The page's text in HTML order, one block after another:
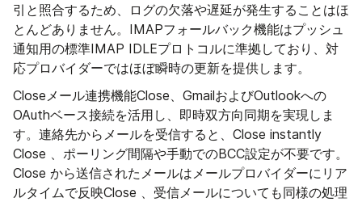
引と照合するため、ログの欠落や遅延が発生することはほ
とんどありません。IMAPフォールバック機能はプッシュ
通知用の標準IMAP IDLEプロトコルに準拠しており、対
応プロバイダーではほぼ瞬時の更新を提供します。
Closeメール連携機能Close、GmailおよびOutlookへの
OAuthベース接続を活用し、即時双方向同期を実現しま
す。連絡先からメールを受信すると、Close instantly
Close 、ポーリング間隔や手動でのBCC設定が不要です。
Close から送信されたメールはメールプロバイダーにリア
ルタイムで反映Close 、受信メールについても同様の処理